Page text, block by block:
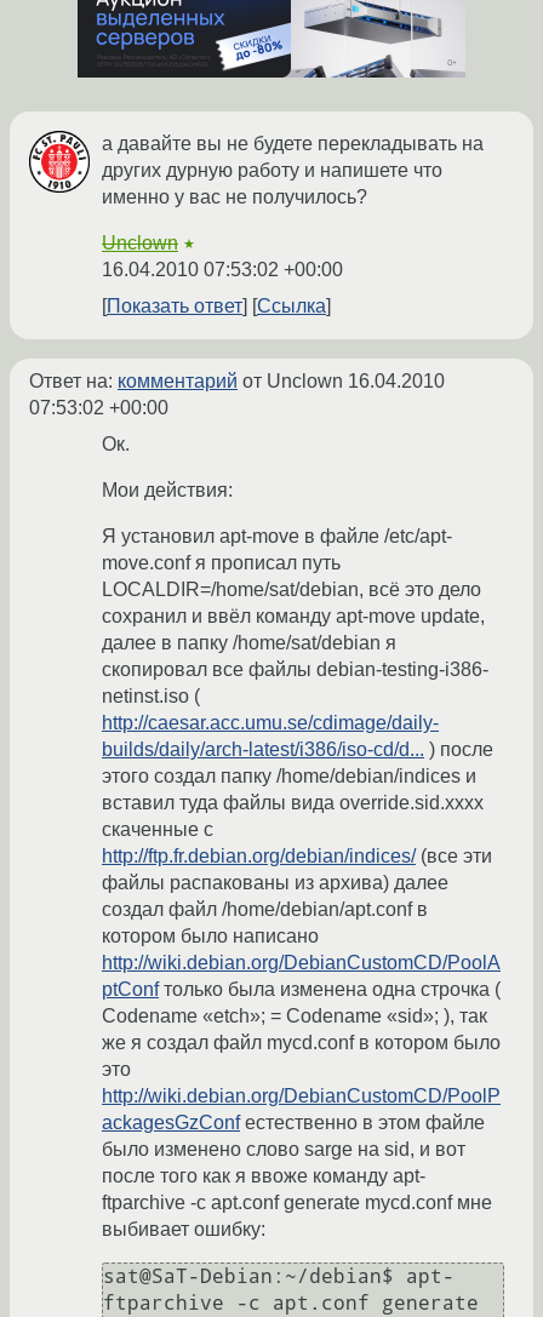
а давайте вы не будете перекладывать на
других дурную работу и напишете что
именно у вас не получилось?
Unclown ★
16.04.2010 07:53:02 +00:00
Показать ответ
Ссылка
Ответ на: комментарий от Unclown 16.04.2010
07:53:02 +00:00
Ок.
Мои действия:
Я установил apt-move в файле /etc/apt-
move.conf я прописал путь
LOCALDIR=/home/sat/debian, всё это дело
сохранил и ввёл команду apt-move update,
далее в папку /home/sat/debian я
скопировал все файлы debian-testing-i386-
netinst.iso (
http://caesar.acc.umu.se/cdimage/daily-
builds/daily/arch-latest/i386/iso-cd/d... ) после
этого создал папку /home/debian/indices и
вставил туда файлы вида override.sid.хххх
скаченные с
http://ftp.fr.debian.org/debian/indices/(все эти
файлы распакованы из архива) далее
создал файл /home/debian/apt.conf в
котором было написано
http://wiki.debian.org/DebianCustomCD/PoolA
ptConfтолько была изменена одна строчка (
Codename «etch»; = Codename «sid»; ), так
же я создал файл mycd.conf в котором было
это
http://wiki.debian.org/DebianCustomCD/PoolP
ackagesGzConfестественно в этом файле
было изменено слово sarge на sid, и вот
после того как я ввоже команду apt-
ftparchive -c apt.conf generate mycd.conf мне
выбивает ошибку:
sat@SaT-Debian:~/debian$ apt-
ftparchive -c apt.conf generate